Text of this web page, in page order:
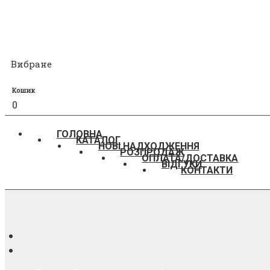
Вибране
Кошик
0
ГОЛОВНА
КАТАЛОГ
НОВІ НАДХОДЖЕННЯ
РОЗПРОДАЖ
ОПЛАТА/ДОСТАВКА
ВІДГУКИ
КОНТАКТИ